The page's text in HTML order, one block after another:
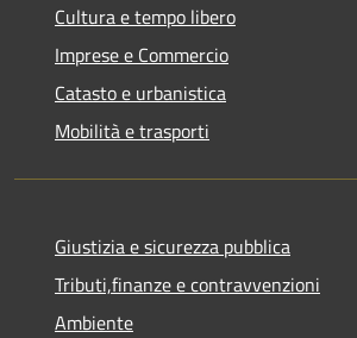
Cultura e tempo libero
Imprese e Commercio
Catasto e urbanistica
Mobilità e trasporti
Giustizia e sicurezza pubblica
Tributi,finanze e contravvenzioni
Ambiente